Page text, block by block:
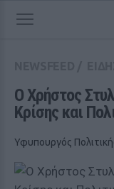
Ο Χρήστος
Κρίσης και
Υφυπουργός